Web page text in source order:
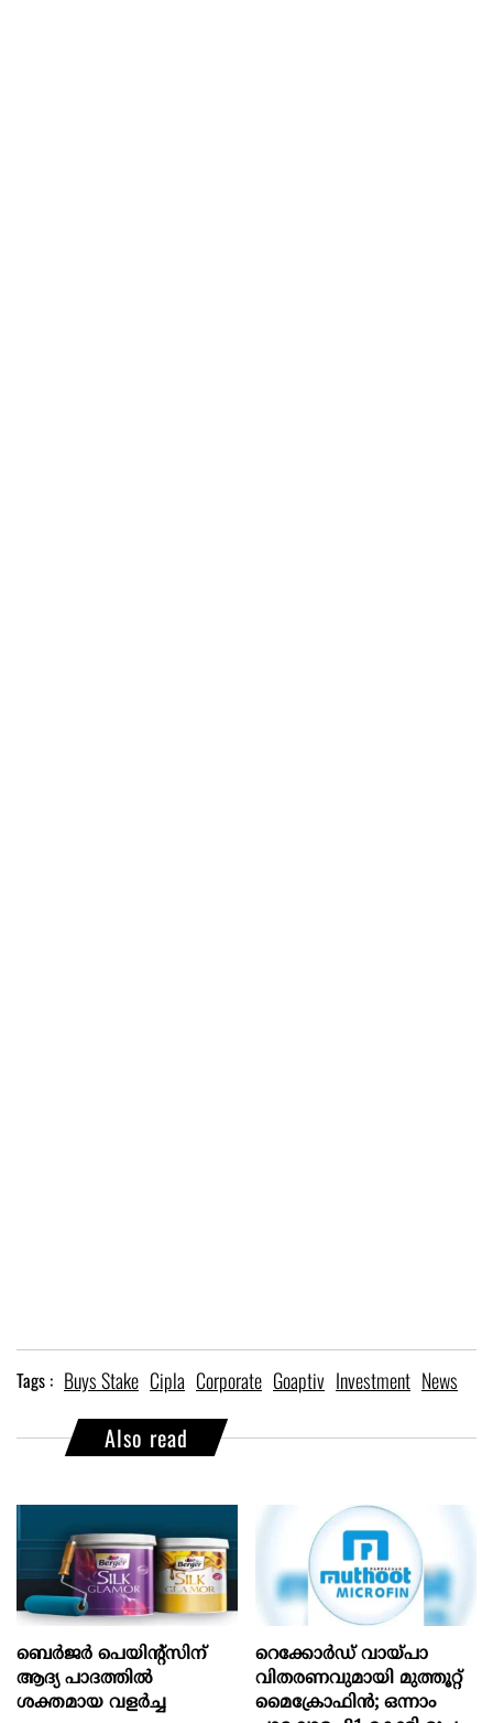
Tags : Buys Stake Cipla Corporate Goaptiv Investment News
Also read
ബെർജർ പെയിന്റ്സിന്
ആദ്യ പാദത്തിൽ
ശക്തമായ വളർച്ച
റെക്കോർഡ് വായ്പാ
വിതരണവുമായി മുത്തൂറ്റ്
മൈക്രോഫിൻ; ഒന്നാം